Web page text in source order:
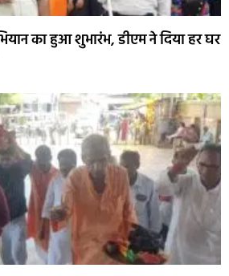
का हुआ शुभारंभ, डीएम ने दिया हर घर